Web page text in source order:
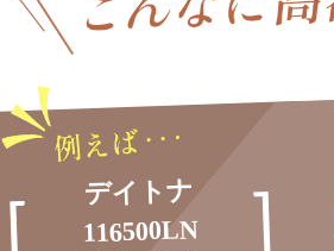
デイトナ
116500LN